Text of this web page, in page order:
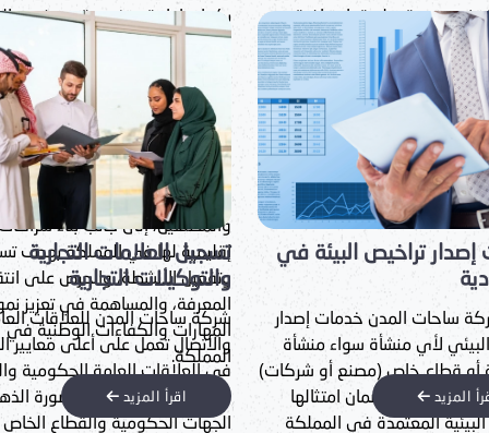
متخصصة من ذوي الخبرة
الحكومية والعلاقات
العامة. حيث يُعد قطاع التصنيع في
العربية السعودية من الأسرع نمواً
إذ يسهم حالياً في الناتج
المحلي بنسبة 5.7%. توفر شركة ساحات
نوعية للشركات الصناعية
وتسعى لربطها بشبكة الموردين
إلى جانب بناء شراكات
لها في المملكة بهدف تسويق
والحرص على انتقال
والمساهمة في تعزيز نمو
والكفاءات الوطنية في
على الامتثال الكامل لهذه
خلال خمس خدمات رئيسية:
التجارية
التجارية
المدن للعلاقات العامة
تعمل على أعلى معايير الجودة
العامة الحكومية والخدمات
تحسين أداء الصورة الذهنية بين
والقطاع الخاص
المزيد
خدمات ما بعد التأسيس
شركة ساحات المدن – شريكك
لإدارة أعمالك بعد التأسيس في
العربية السعودية بإمكان
معنا في خدمة ما بعد التأسيس،
كانوا من الشركات الأجنبية أو
اقرأ المزيد